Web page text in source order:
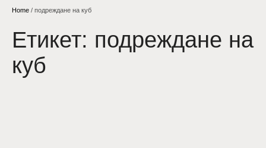
Home / подреждане на куб
Етикет: подреждане на
куб